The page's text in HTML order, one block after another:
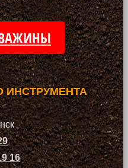
ИНСТРУМЕНТА
16